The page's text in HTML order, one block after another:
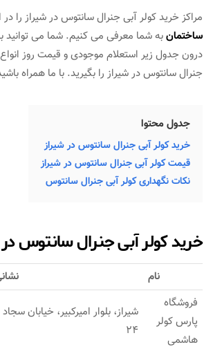
مراکز خرید کولر آبی جنرال سانتوس در شیراز را
ساختمانبه شما معرفی می کنیم. شما می توانید
درون جدول زیر استعلام موجودی و قیمت روز
جنرال سانتوس در شیراز را بگیرید. با ما همراه
جدول محتوا
خرید کولر آبی جنرال سانتوس در شیراز
قیمت کولر آبی جنرال سانتوس در شیراز
نکات نگهداری کولر آبی جنرال سانتوس
خرید کولر آبی جنرال سانتوس
نام
فروشگاه
پارس کولر
هاشمی
شیراز، بلوار امیرکبیر، خیابان سجاد
24